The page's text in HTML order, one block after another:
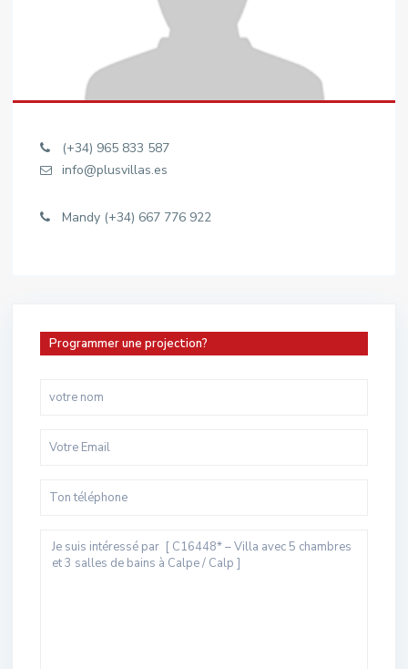
(+34) 965 833 587
info@plusvillas.es
Mandy (+34) 667 776 922
Programmer une projection?